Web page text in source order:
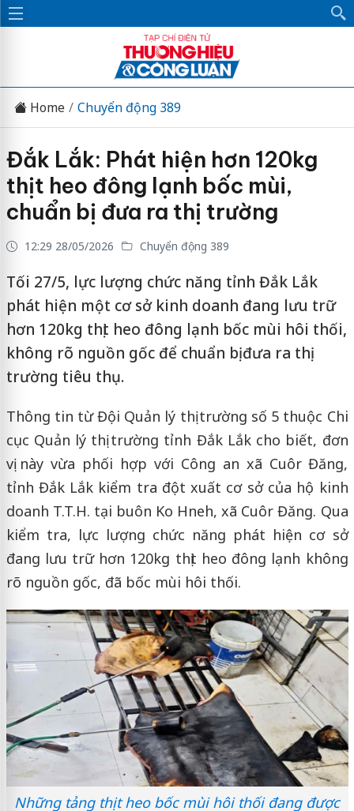
Home Chuyển động 389
Đắk Lắk: Phát hiện hơn 120kg
thịt heo đông lạnh bốc mùi,
chuẩn bị đưa ra thị trường
12:29 28/05/2026 Chuyển động 389
Tối 27/5, lực lượng chức năng tỉnh Đắk Lắk
phát hiện một cơ sở kinh doanh đang lưu trữ
hơn 120kg thịt heo đông lạnh bốc mùi hôi thối,
không rõ nguồn gốc để chuẩn bị đưa ra thị
trường tiêu thụ.
Thông tin từ Đội Quản lý thị trường số 5 thuộc Chi
cục Quản lý thị trường tỉnh Đắk Lắk cho biết, đơn
vị này vừa phối hợp với Công an xã Cuôr Đăng,
tỉnh Đắk Lắk kiểm tra đột xuất cơ sở của hộ kinh
doanh T.T.H. tại buôn Ko Hneh, xã Cuôr Đăng. Qua
kiểm tra, lực lượng chức năng phát hiện cơ sở
đang lưu trữ hơn 120kg thịt heo đông lạnh không
rõ nguồn gốc, đã bốc mùi hôi thối.
Những tảng thịt heo bốc mùi hôi thối đang được